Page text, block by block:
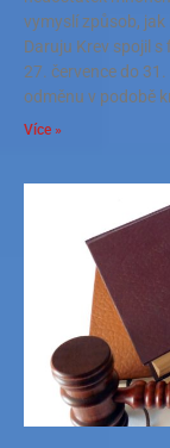
vymyslí způsob,
Daruju Krev spojil s
27. července do
odměnu v podobě
Více »